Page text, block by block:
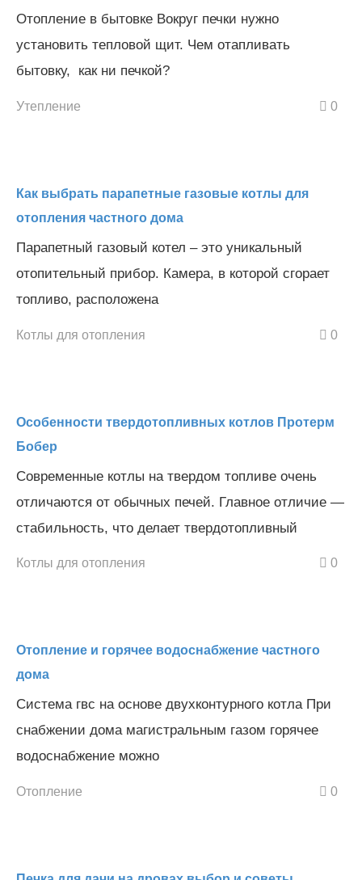
Отопление в бытовке Вокруг печки нужно
установить тепловой щит. Чем отапливать
бытовку, как ни печкой?
Утепление 0
Как выбрать парапетные газовые котлы для
отопления частного дома
Парапетный газовый котел – это уникальный
отопительный прибор. Камера, в которой сгорает
топливо, расположена
Котлы для отопления 0
Особенности твердотопливных котлов Протерм
Бобер
Современные котлы на твердом топливе очень
отличаются от обычных печей. Главное отличие —
стабильность, что делает твердотопливный
Котлы для отопления 0
Отопление и горячее водоснабжение частного
дома
Система гвс на основе двухконтурного котла При
снабжении дома магистральным газом горячее
водоснабжение можно
Отопление 0